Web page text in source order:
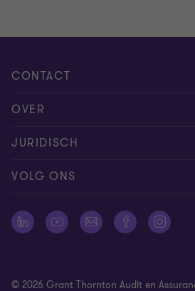
CONTACT
Evenementen
Neem contact op
OVER
Carrière
Over ons
Pers
JURIDISCH
Algemene voorwaarden
Cookievoorkeuren
VOLG ONS
© 2026 Grant Thornton Audit en